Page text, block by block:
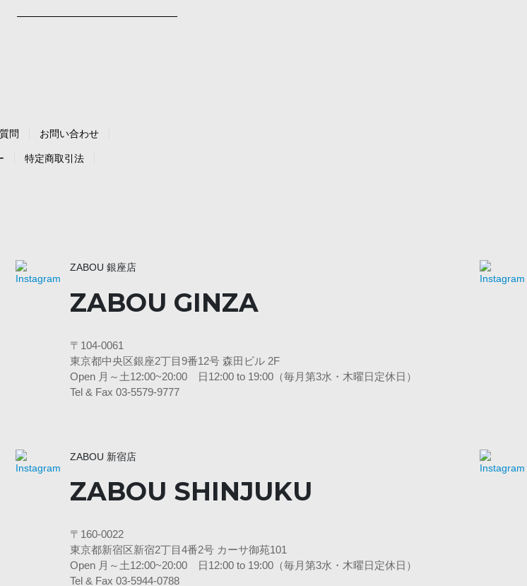
問 お問い合わせ
特定商取引法
ZABOU 銀座店
ZABOU GINZA
〒104-0061
東京都中央区銀座2丁目9番12号 森田ビル 2F
Open 月～土12:00~20:00 日12:00 to 19:00（毎月第3水・木曜日定休日）
Tel & Fax 03-5579-9777
ZABOU 新宿店
ZABOU SHINJUKU
〒160-0022
東京都新宿区新宿2丁目4番2号 カーサ御苑101
Open 月～土12:00~20:00 日12:00 to 19:00（毎月第3水・木曜日定休日）
Tel & Fax 03-5944-0788